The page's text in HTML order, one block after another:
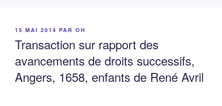
PUBLIÉ
15 MAI 2014 PAR OH
Transaction sur rapport des
avancements de droits successifs,
Angers, 1658, enfants de René Avril